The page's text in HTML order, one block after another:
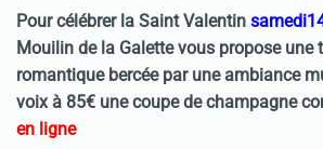
Pour célébrer la Saint Valentin
Mouilin de la Galette vous propose une
romantique bercée par une ambiance
voix à 85€ unecoupe de champagne
en ligne